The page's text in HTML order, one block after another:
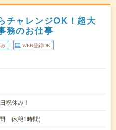
チャレンジOK！超大
務のお仕事
WEB登録OK
祝休み！
休憩1時間)